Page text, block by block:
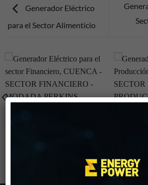
Generador Eléctrico
para el Sector Alimenticio